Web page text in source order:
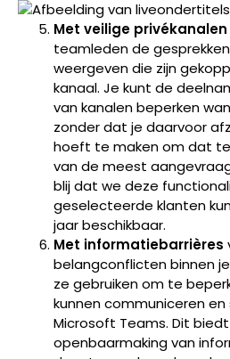
Met veilige privékanalen
teamleden de
weergeven die zijn
kanaal. Je kunt de
van kanalen beperken
zonder dat je daarvoor
hoeft te maken om dat te
van de meest
blij dat we deze
geselecteerde klanten
jaar beschikbaar.
Met informatiebarrières
belangconflicten binnen
ze gebruiken om te
kunnen communiceren
Microsoft Teams. Dit
openbaarmaking van